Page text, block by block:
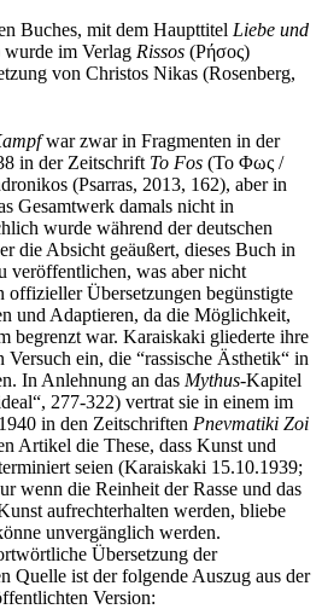
Buches, mit dem Haupttitel Liebe und
im Verlag Rissos (Ρήσος)
von Christos Nikas (Rosenberg,
war zwar in Fragmenten in der
in der Zeitschrift To Fos (Το Φως /
(Psarras, 2013, 162), aber in
Gesamtwerk damals nicht in
wurde während der deutschen
die Absicht geäußert, dieses Buch in
veröffentlichen, was aber nicht
offizieller Übersetzungen begünstigte
und Adaptieren, da die Möglichkeit,
begrenzt war. Karaiskaki gliederte ihre
Versuch ein, die “rassische Ästhetik“ in
In Anlehnung an das Mythus-Kapitel
277-322) vertrat sie in einem im
in den Zeitschriften Pnevmatiki Zoi
Artikel die These, dass Kunst und
seien (Karaiskaki 15.10.1939;
wenn die Reinheit der Rasse und das
aufrechterhalten werden, bliebe
unvergänglich werden.
Übersetzung der
Quelle ist der folgende Auszug aus der
Version: